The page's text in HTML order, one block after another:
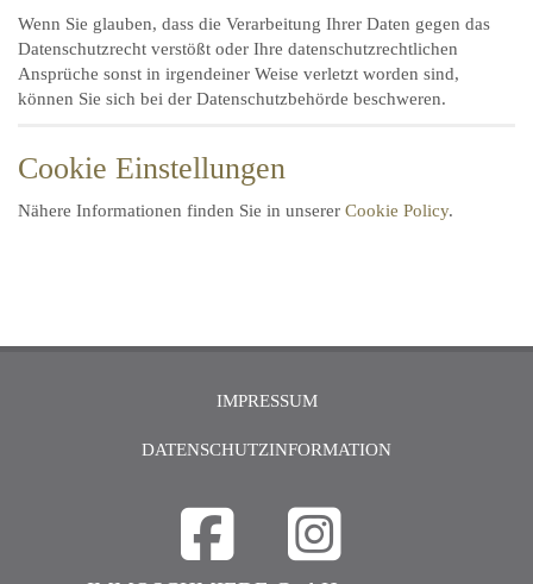
Wenn Sie glauben, dass die Verarbeitung Ihrer Daten gegen das
Datenschutzrecht verstößt oder Ihre datenschutzrechtlichen
Ansprüche sonst in irgendeiner Weise verletzt worden sind,
können Sie sich bei der Datenschutzbehörde beschweren.
Cookie Einstellungen
Nähere Informationen finden Sie in unserer Cookie Policy.
IMPRESSUM
DATENSCHUTZINFORMATION